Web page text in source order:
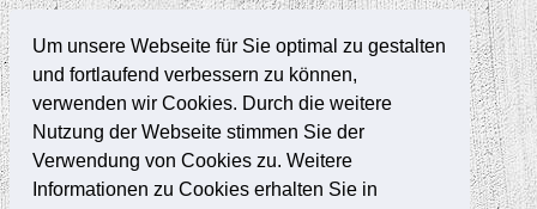
Um unsere Webseite für Sie optimal zu gestalten
und fortlaufend verbessern zu können,
verwenden wir Cookies. Durch die weitere
Nutzung der Webseite stimmen Sie der
Verwendung von Cookies zu. Weitere
Informationen zu Cookies erhalten Sie in